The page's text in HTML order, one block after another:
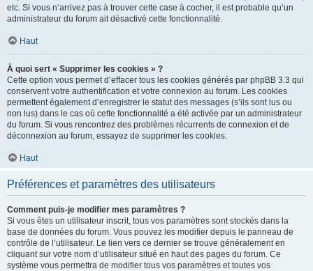
etc. Si vous n’arrivez pas à trouver cette case à cocher, il est probable qu’un
administrateur du forum ait désactivé cette fonctionnalité.
Haut
À quoi sert « Supprimer les cookies » ?
Cette option vous permet d’effacer tous les cookies générés par phpBB 3.3 qui
conservent votre authentification et votre connexion au forum. Les cookies
permettent également d’enregistrer le statut des messages (s’ils sont lus ou
non lus) dans le cas où cette fonctionnalité a été activée par un administrateur
du forum. Si vous rencontrez des problèmes récurrents de connexion et de
déconnexion au forum, essayez de supprimer les cookies.
Haut
Préférences et paramètres des utilisateurs
Comment puis-je modifier mes paramètres ?
Si vous êtes un utilisateur inscrit, tous vos paramètres sont stockés dans la
base de données du forum. Vous pouvez les modifier depuis le panneau de
contrôle de l’utilisateur. Le lien vers ce dernier se trouve généralement en
cliquant sur votre nom d’utilisateur situé en haut des pages du forum. Ce
système vous permettra de modifier tous vos paramètres et toutes vos